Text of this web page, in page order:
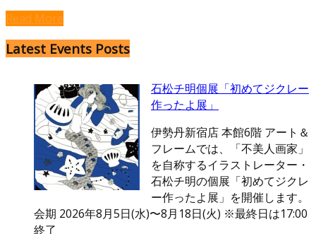
Read More
Latest Events Posts
石松チ明個展「初めてジクレー
作ったよ展」
伊勢丹新宿店 本館6階 アート＆
フレームでは、「不美人画家」
を自称するイラストレーター・
石松チ明の個展「初めてジクレ
ー作ったよ展」を開催します。
会期 2026年8月5日(水)〜8月18日(火) ※最終日は17:00
終了